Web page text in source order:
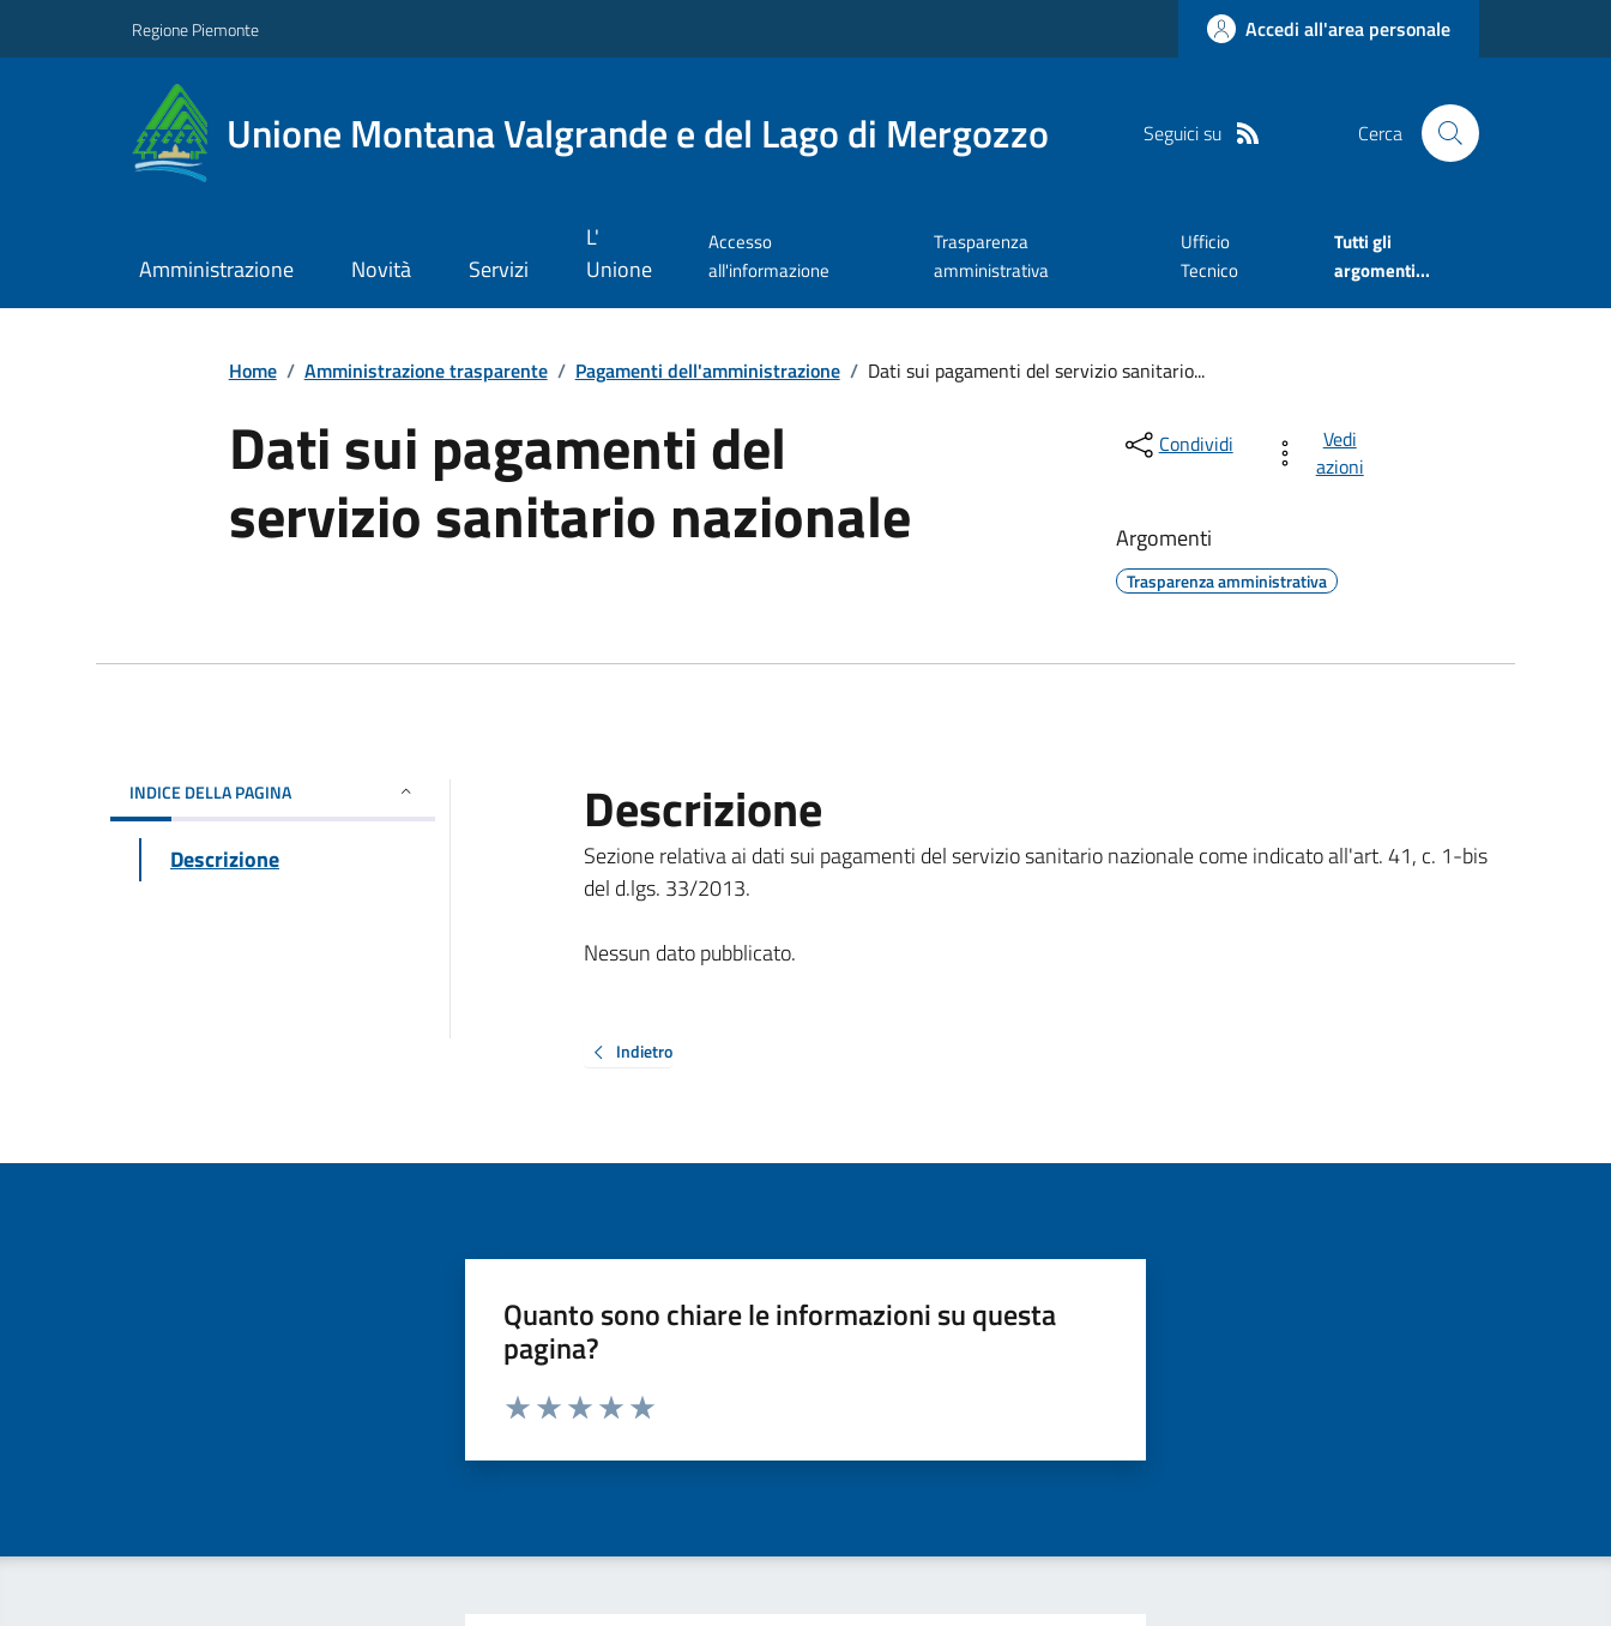
Regione Piemonte Accedi all'area personale
Unione Montana Valgrande e del Lago di Mergozzo Seguici su Cerca
Amministrazione Novità Servizi
L'
Unione
Accesso
all'informazione
Trasparenza
amministrativa
Ufficio
Tecnico
Tutti gli
argomenti...
Home / Amministrazione trasparente / Pagamenti dell'amministrazione / Dati sui pagamenti del servizio sanitario...
Dati sui pagamenti del
servizio sanitario nazionale
Condividi
Vedi
azioni
Argomenti
Trasparenza amministrativa
INDICE DELLA PAGINA
Descrizione
Descrizione
Sezione relativa ai dati sui pagamenti del servizio sanitario nazionale come indicato all'art. 41, c. 1-bis
del d.lgs. 33/2013.
Nessun dato pubblicato.
Indietro
Quanto sono chiare le informazioni su questa
pagina?
Valuta da 1 a 5 stelle la pagina